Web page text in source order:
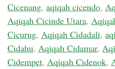
Cicenang, aqiqah cicendo,
Aqiqah Cicinde Utara,
Cicurug, Aqiqah Cidadali,
Cidahu, Aqiqah Cidamar,
Cidempet, Aqiqah Cidenok,